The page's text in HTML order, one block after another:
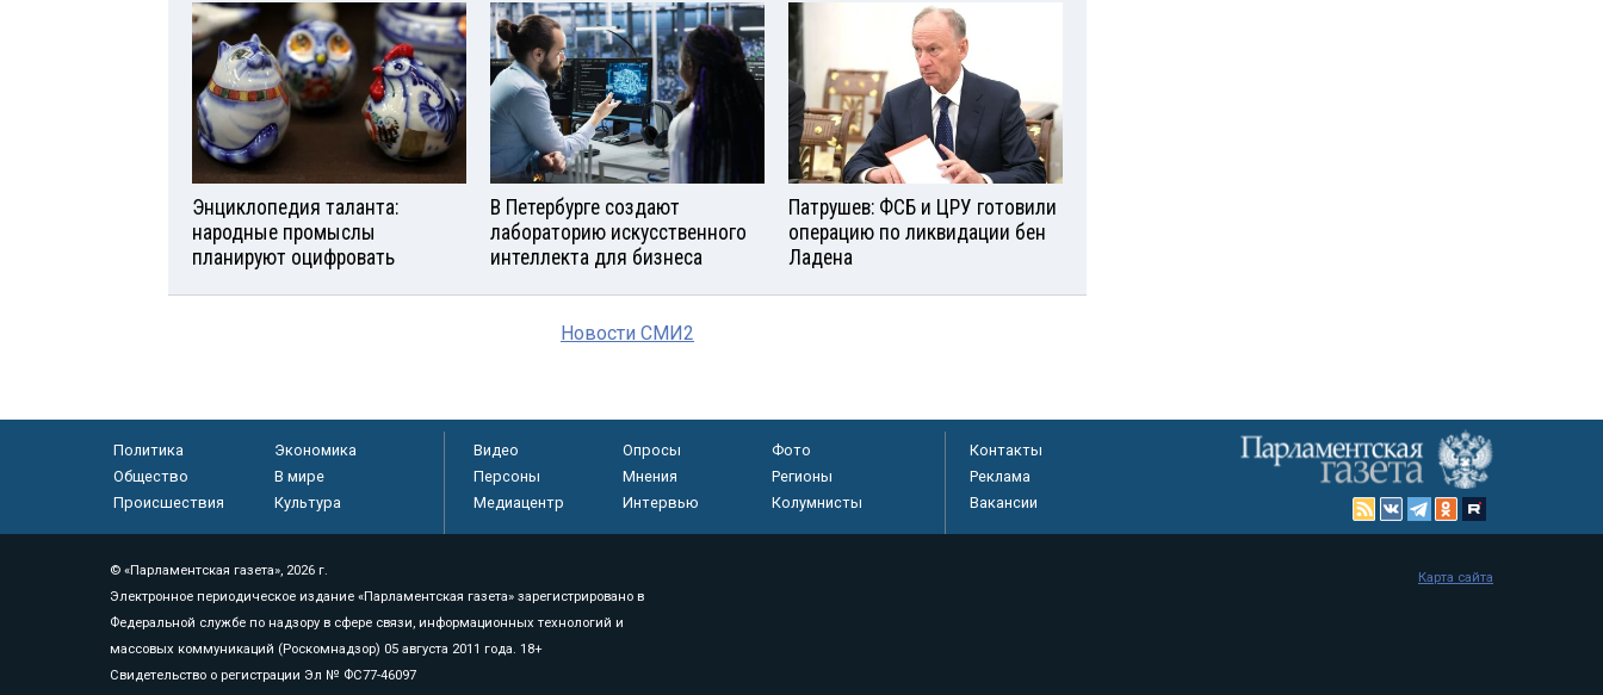
Энциклопедия таланта:
народные промыслы
планируют оцифровать
В Петербурге создают
лабораторию искусственного
интеллекта для бизнеса
Патрушев: ФСБ и ЦРУ готовили
операцию по ликвидации бен
Ладена
Новости СМИ2
Политика
Экономика
Общество
В мире
Происшествия
Культура
Видео Опросы
Фото
Персоны
Мнения
Регионы
Медиацентр
Интервью Колумнисты
Контакты
Реклама
Вакансии
© «Парламентская газета», 2026 г.
Электронное периодическое издание «Парламентская газета» зарегистрировано в
Федеральной службе по надзору в сфере связи, информационных технологий и
массовых коммуникаций (Роскомнадзор) 05 августа 2011 года. 18+
Свидетельство о регистрации Эл № ФС77-46097
Карта сайта